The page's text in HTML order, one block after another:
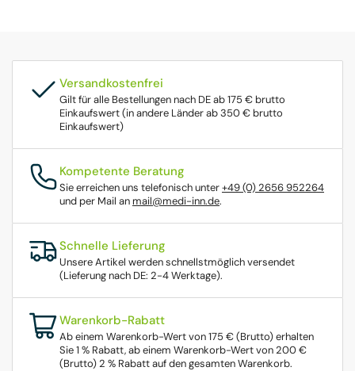
Versandkostenfrei
Gilt für alle Bestellungen nach DE ab 175 € brutto
Einkaufswert (in andere Länder ab 350 € brutto
Einkaufswert)
Kompetente Beratung
Sie erreichen uns telefonisch unter+49 (0) 2656 952264
und per Mail an mail@medi-inn.de.
Schnelle Lieferung
Unsere Artikel werden schnellstmöglich versendet
(Lieferung nach DE: 2-4 Werktage).
Warenkorb-Rabatt
Ab einem Warenkorb-Wert von 175 € (Brutto) erhalten
Sie 1 % Rabatt, ab einem Warenkorb-Wert von 200 €
(Brutto) 2 % Rabatt auf den gesamten Warenkorb.